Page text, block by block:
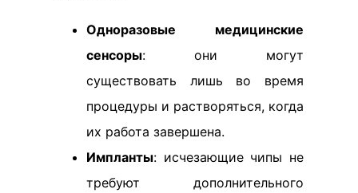
Одноразовые медицинские
сенсоры: они могут
существовать лишь во время
процедуры и растворяться, когда
их работа завершена.
Импланты: исчезающие чипы не
требуют дополнительного